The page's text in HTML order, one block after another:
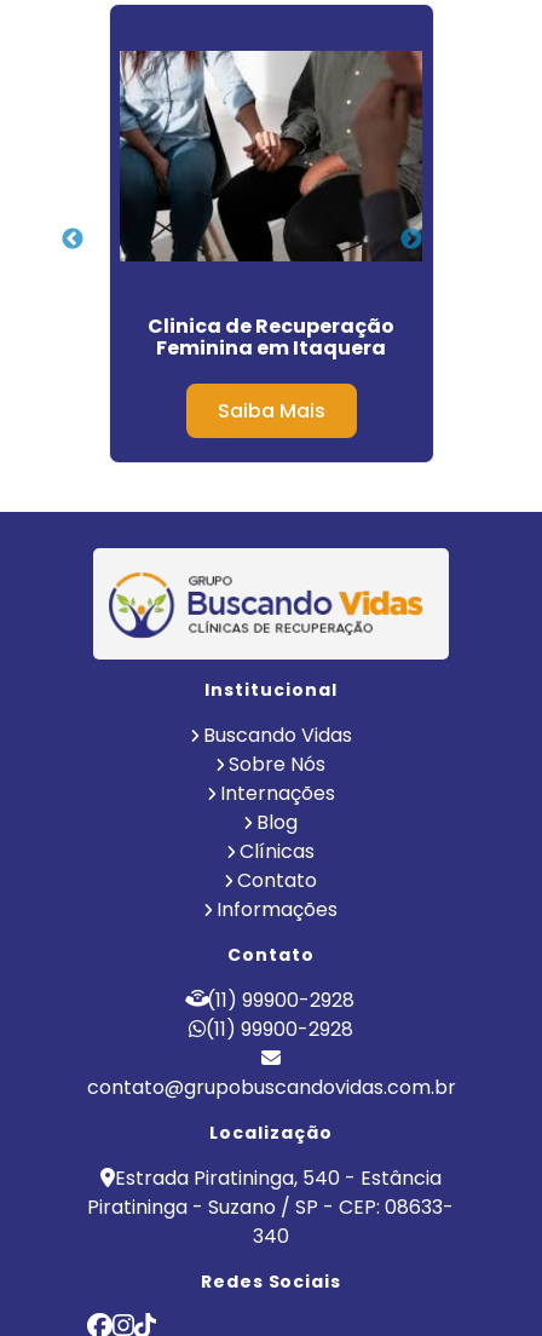
Clinica de Recuperação
Feminina em Itaquera
Saiba Mais
Institucional
Buscando Vidas
Sobre Nós
Internações
Blog
Clínicas
Contato
Informações
Contato
(11) 99900-2928
(11) 99900-2928
contato@grupobuscandovidas.com.br
Localização
Estrada Piratininga, 540 - Estância
Piratininga - Suzano / SP - CEP: 08633-
340
Redes Sociais